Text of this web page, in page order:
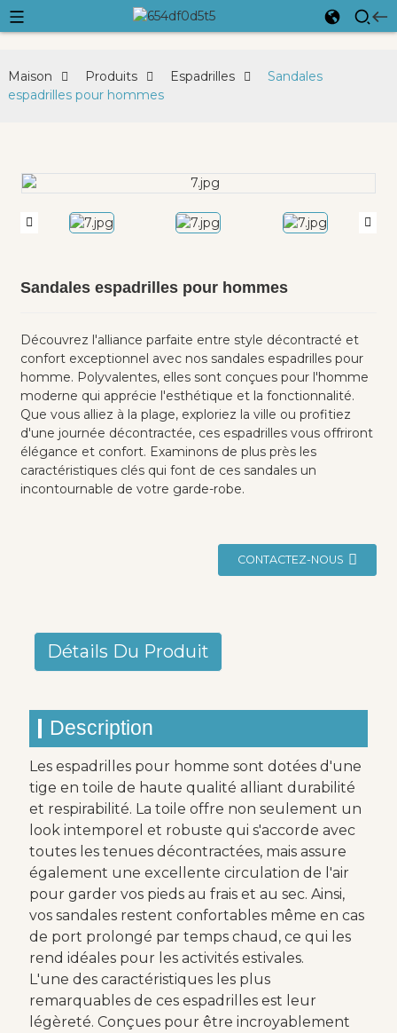
Maison Produits Espadrilles
Sandales
espadrilles pour hommes
Sandales espadrilles pour hommes
Découvrez l'alliance parfaite entre style décontracté et
confort exceptionnel avec nos sandales espadrilles pour
homme. Polyvalentes, elles sont conçues pour l'homme
moderne qui apprécie l'esthétique et la fonctionnalité.
Que vous alliez à la plage, exploriez la ville ou profitiez
d'une journée décontractée, ces espadrilles vous offriront
élégance et confort. Examinons de plus près les
caractéristiques clés qui font de ces sandales un
incontournable de votre garde-robe.
CONTACTEZ-NOUS
Détails Du Produit
Description
Les espadrilles pour homme sont dotées d'une
tige en toile de haute qualité alliant durabilité
et respirabilité. La toile offre non seulement un
look intemporel et robuste qui s'accorde avec
toutes les tenues décontractées, mais assure
également une excellente circulation de l'air
pour garder vos pieds au frais et au sec. Ainsi,
vos sandales restent confortables même en cas
de port prolongé par temps chaud, ce qui les
rend idéales pour les activités estivales.
L'une des caractéristiques les plus
remarquables de ces espadrilles est leur
légèreté. Conçues pour être incroyablement